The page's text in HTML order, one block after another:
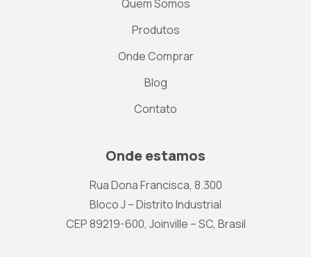
Quem Somos
Produtos
Onde Comprar
Blog
Contato
Onde estamos
Rua Dona Francisca, 8.300
Bloco J – Distrito Industrial
CEP 89219-600, Joinville – SC, Brasil